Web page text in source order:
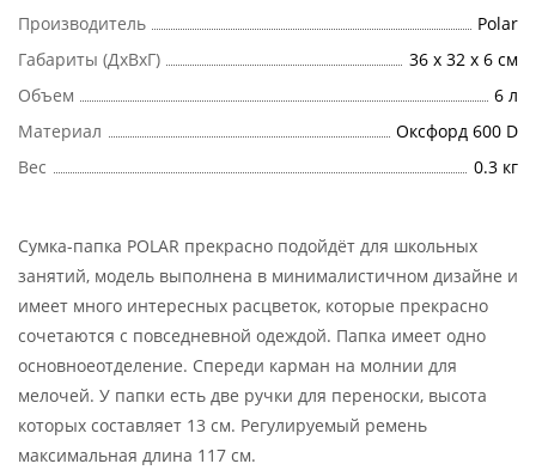
Производитель
Polar
Габариты (ДхВхГ)
36 х 32 х 6 см
Объем
6 л
Материал
Оксфорд 600 D
Вес
0.3 кг
Сумка-папка POLAR прекрасно подойдёт для школьных
занятий, модель выполнена в минималистичном дизайне и
имеет много интересных расцветок, которые прекрасно
сочетаются с повседневной одеждой. Папка имеет одно
основноеотделение. Спереди карман на молнии для
мелочей. У папки есть две ручки для переноски, высота
которых составляет 13 см. Регулируемый ремень
максимальная длина 117 см.